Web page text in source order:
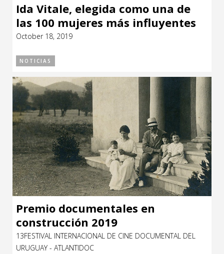
Ida Vitale, elegida como una de
las 100 mujeres más influyentes
del mundo.
October 18, 2019
NOTICIAS
Premio documentales en
construcción 2019
13FESTIVAL INTERNACIONAL DE CINE DOCUMENTAL DEL
URUGUAY - ATLANTIDOC